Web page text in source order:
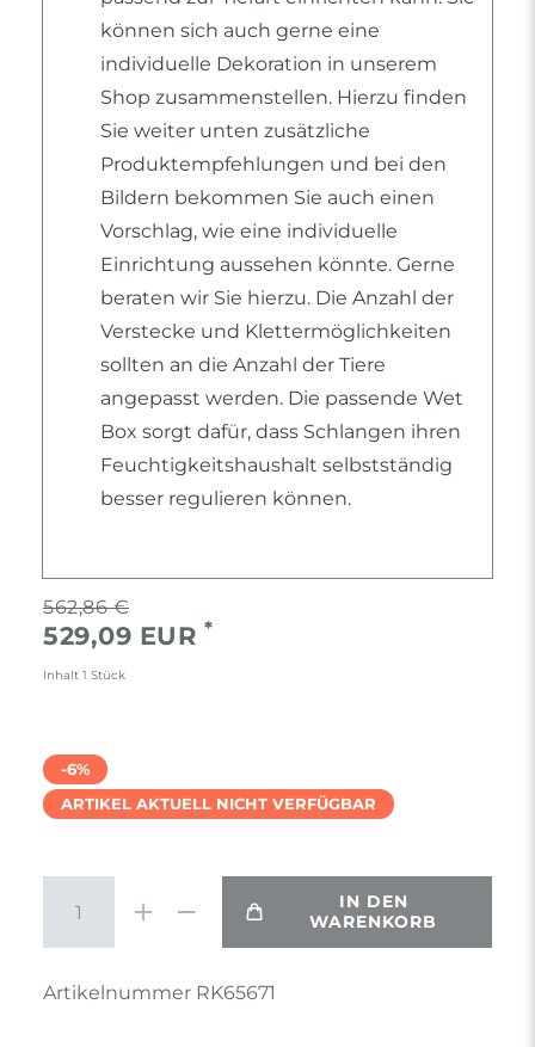
können sich auch gerne eine
individuelle Dekoration in unserem
Shop zusammenstellen. Hierzu finden
Sie weiter unten zusätzliche
Produktempfehlungen und bei den
Bildern bekommen Sie auch einen
Vorschlag, wie eine individuelle
Einrichtung aussehen könnte. Gerne
beraten wir Sie hierzu. Die Anzahl der
Verstecke und Klettermöglichkeiten
sollten an die Anzahl der Tiere
angepasst werden. Die passende Wet
Box sorgt dafür, dass Schlangen ihren
Feuchtigkeitshaushalt selbstständig
besser regulieren können.
562,86 €
529,09 EUR *
Inhalt 1 Stück
-6%
ARTIKEL AKTUELL NICHT VERFÜGBAR
IN DEN
WARENKORB
Artikelnummer RK65671